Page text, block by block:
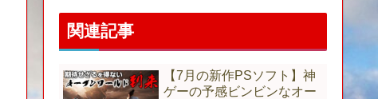
関連記事
【7月の新作PSソフト】神
ゲーの予感ビンビンなオー